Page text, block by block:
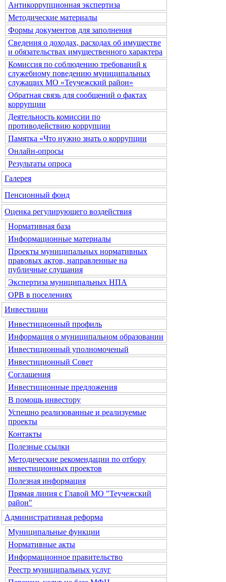
Антикоррупционная экспертиза
Методические материалы
Формы документов для заполнения
Сведения о доходах, расходах об имуществе
и обязательствах имущественного характера
Комиссия по соблюдению требований к
служебному поведению муниципальных
служащих МО «Теучежский район»
Обратная связь для сообщений о фактах
коррупции
Деятельность комиссии по
противодействию коррупции
Памятка «Что нужно знать о коррупции
Онлайн-опросы
Результаты опроса
Галерея
Пенсионный фонд
Оценка регулирующего воздействия
Нормативная база
Информационные материалы
Проекты муниципальных нормативных
правовых актов, направленные на
публичные слушания
Экспертиза муниципальных НПА
ОРВ в поселениях
Инвестиции
Инвестиционный профиль
Информация о муниципальном образовании
Инвестиционный уполномоченый
Инвестиционный Совет
Соглашения
Инвестиционные предложения
В помощь инвестору
Успешно реализованные и реализуемые
проекты
Контакты
Полезные ссылки
Методические рекомендации по отбору
инвестиционных проектов
Полезная информация
Прямая линия с Главой МО "Теучежский
район"
Административная реформа
Муниципальные функции
Нормативные акты
Информационное правительство
Реестр муниципальных услуг